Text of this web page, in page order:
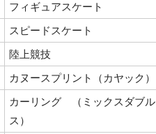
フィギュアスケート
スピードスケート
陸上競技
カヌースプリント（カヤック）
カーリング （ミックスダブル
ス）